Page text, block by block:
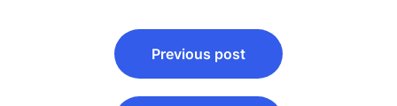
navigation
Previous post